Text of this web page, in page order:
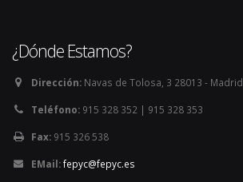
¿Dónde Estamos?
Dirección: Navas de Tolosa, 3 28013 - Madrid
Teléfono: 915 328 352 | 915 328 353
Fax: 915 326 538
EMail:fepyc@fepyc.es